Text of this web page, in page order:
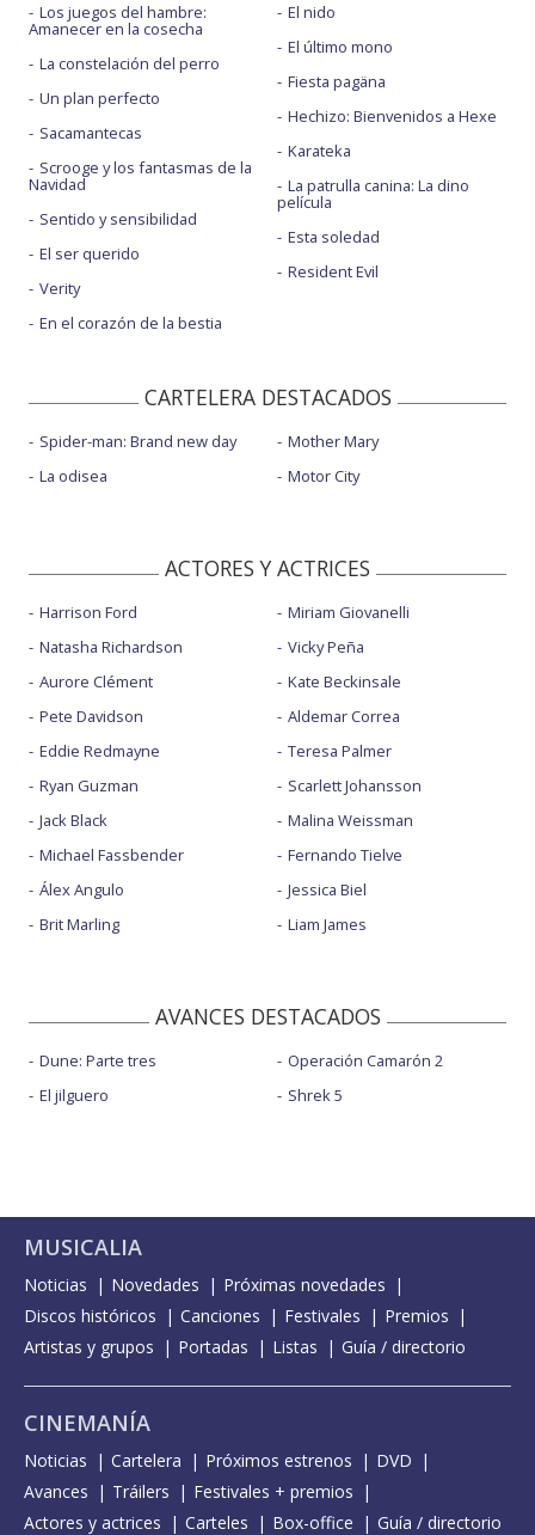
Los juegos del hambre:
Amanecer en la cosecha
La constelación del perro
Un plan perfecto
Sacamantecas
Scrooge y los fantasmas de la
Navidad
Sentido y sensibilidad
El ser querido
Verity
En el corazón de la bestia
El nido
El último mono
Fiesta pagäna
Hechizo: Bienvenidos a Hexe
Karateka
La patrulla canina: La dino
película
Esta soledad
Resident Evil
CARTELERA DESTACADOS
Spider-man: Brand new day
La odisea
Mother Mary
Motor City
ACTORES Y ACTRICES
Harrison Ford
Natasha Richardson
Aurore Clément
Pete Davidson
Eddie Redmayne
Ryan Guzman
Jack Black
Michael Fassbender
Álex Angulo
Brit Marling
Miriam Giovanelli
Vicky Peña
Kate Beckinsale
Aldemar Correa
Teresa Palmer
Scarlett Johansson
Malina Weissman
Fernando Tielve
Jessica Biel
Liam James
AVANCES DESTACADOS
Dune: Parte tres
El jilguero
Operación Camarón 2
Shrek 5
MUSICALIA
Noticias Novedades
Próximas novedades
Discos históricos
Canciones Festivales
Premios
Artistas y grupos
Portadas Listas Guía / directorio
CINEMANÍA
Noticias Cartelera Próximos estrenos
DVD
Avances
Tráilers
Festivales + premios
Actores y actrices
Carteles Box-office Guía / directorio